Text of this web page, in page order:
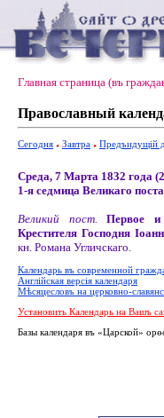
Главная страница (въ
Православный
Сегодня Завтра Предъидущiй
Среда, 7 Марта 1832 года
1-я седмица Великаго
Великий пост.
Первое и
Крестителя Господня
кн. Романа Угличскаго.
Календарь въ современной
Англiйская версiя календаря
Мѣсяцесловъ на церковно-
Установить Календарь на Вашъ
Базы календаря въ «Царской»